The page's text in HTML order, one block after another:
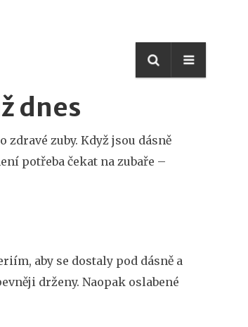
dnes
zdravé zuby. Když jsou dásně
potřeba čekat na zubaře –
aby se dostaly pod dásně a
drženy. Naopak oslabené